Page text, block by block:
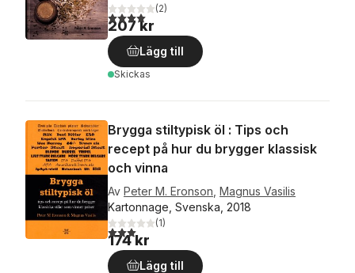
4,0utav 5 stjärnor. Totalt antal röster:
(2)
207 kr
Lägg till
Skickas
Brygga stiltypisk öl : Tips och
recept på hur du brygger klassisk
och vinna
Av Peter M. Eronson Magnus Vasilis
Kartonnage, Svenska, 2018
3,0utav 5 stjärnor. Totalt antal röster:
(1)
174 kr
Lägg till